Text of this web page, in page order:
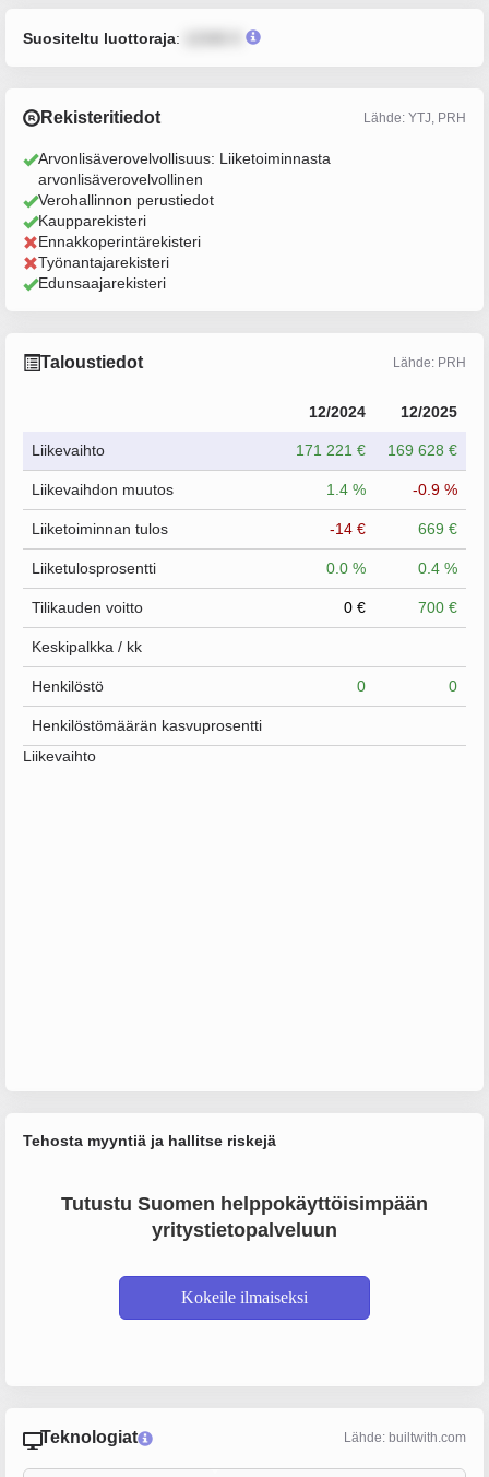
Suositeltu luottoraja:
Rekisteritiedot Lähde: YTJ, PRH
Arvonlisäverovelvollisuus: Liiketoiminnasta
arvonlisäverovelvollinen
Verohallinnon perustiedot
Kaupparekisteri
Ennakkoperintärekisteri
Työnantajarekisteri
Edunsaajarekisteri
Taloustiedot Lähde: PRH
12/2024 12/2025
Liikevaihto 171 221 € 169 628 €
Liikevaihdon muutos 1.4 % -0.9 %
Liiketoiminnan tulos -14 € 669 €
Liiketulosprosentti 0.0 % 0.4 %
Tilikauden voitto 0 € 700 €
Keskipalkka / kk
Henkilöstö 0 0
Henkilöstömäärän kasvuprosentti
Liikevaihto
Tehosta myyntiä ja hallitse riskejä
Tutustu Suomen helppokäyttöisimpään
yritystietopalveluun
Kokeile ilmaiseksi
Teknologiat Lähde: builtwith.com